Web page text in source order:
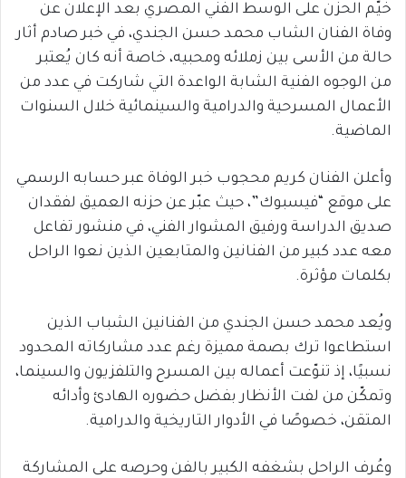
خيّم الحزن على الوسط الفني المصري بعد الإعلان عن
وفاة الفنان الشاب محمد حسن الجندي، في خبر صادم أثار
حالة من الأسى بين زملائه ومحبيه، خاصة أنه كان يُعتبر
من الوجوه الفنية الشابة الواعدة التي شاركت في عدد من
الأعمال المسرحية والدرامية والسينمائية خلال السنوات
الماضية.
وأعلن الفنان كريم محجوب خبر الوفاة عبر حسابه الرسمي
على موقع “فيسبوك”، حيث عبّر عن حزنه العميق لفقدان
صديق الدراسة ورفيق المشوار الفني، في منشور تفاعل
معه عدد كبير من الفنانين والمتابعين الذين نعوا الراحل
بكلمات مؤثرة.
ويُعد محمد حسن الجندي من الفنانين الشباب الذين
استطاعوا ترك بصمة مميزة رغم عدد مشاركاته المحدود
نسبيًا، إذ تنوّعت أعماله بين المسرح والتلفزيون والسينما،
وتمكّن من لفت الأنظار بفضل حضوره الهادئ وأدائه
المتقن، خصوصًا في الأدوار التاريخية والدرامية.
وعُرف الراحل بشغفه الكبير بالفن وحرصه على المشاركة